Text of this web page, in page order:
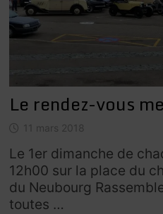
Le rendez-vous
11 mars 2018
Le 1er dimanche de
12h00 sur la place du
du Neubourg
toutes …